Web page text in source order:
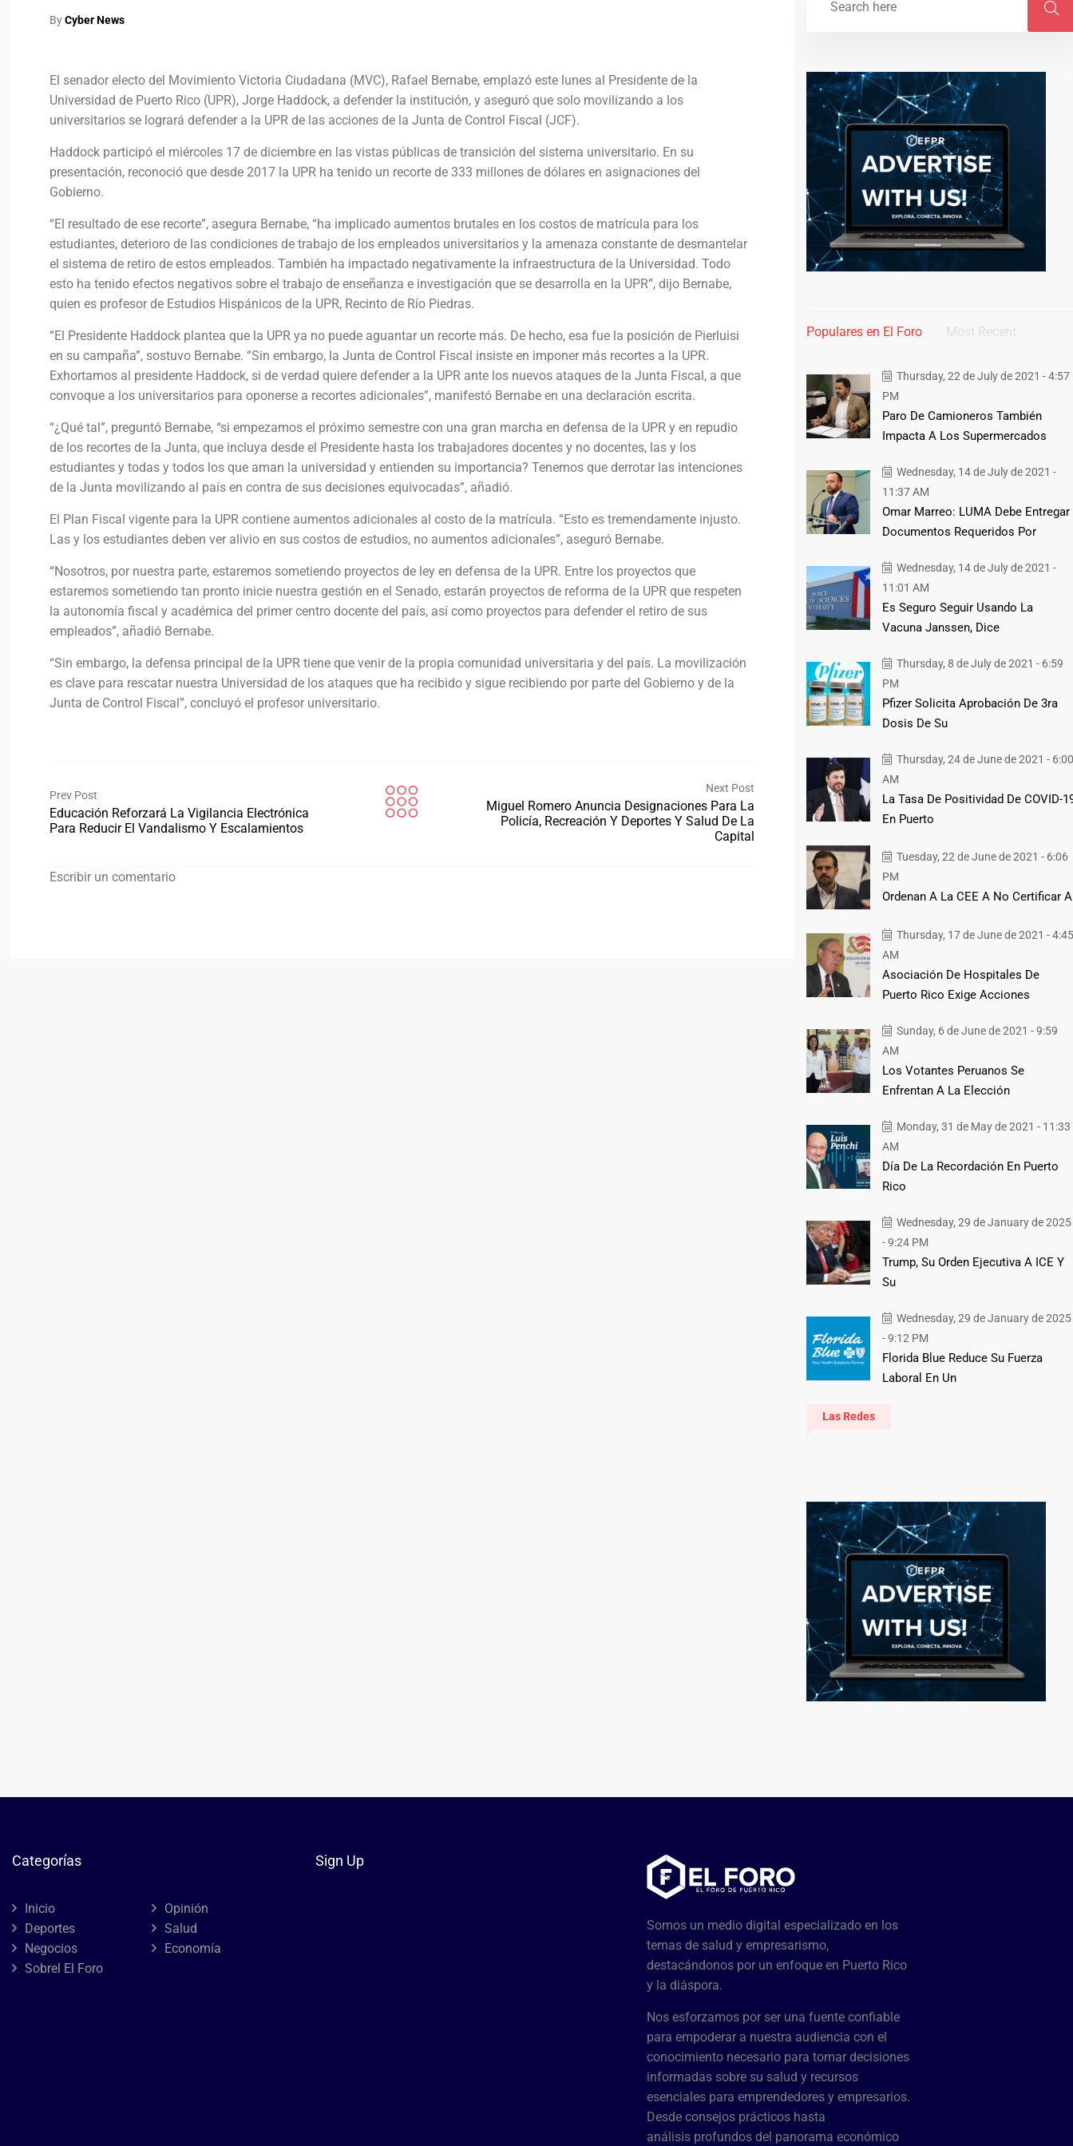
ByCyber News
El senador electo del Movimiento Victoria Ciudadana (MVC), Rafael Bernabe, emplazó este lunes al Presidente de la
Universidad de Puerto Rico (UPR), Jorge Haddock, a defender la institución, y aseguró que solo movilizando a los
universitarios se logrará defender a la UPR de las acciones de la Junta de Control Fiscal (JCF).
Haddock participó el miércoles 17 de diciembre en las vistas públicas de transición del sistema universitario. En su
presentación, reconoció que desde 2017 la UPR ha tenido un recorte de 333 millones de dólares en asignaciones del
Gobierno.
“El resultado de ese recorte”, asegura Bernabe, “ha implicado aumentos brutales en los costos de matrícula para los
estudiantes, deterioro de las condiciones de trabajo de los empleados universitarios y la amenaza constante de desmantelar
el sistema de retiro de estos empleados. También ha impactado negativamente la infraestructura de la Universidad. Todo
esto ha tenido efectos negativos sobre el trabajo de enseñanza e investigación que se desarrolla en la UPR”, dijo Bernabe,
quien es profesor de Estudios Hispánicos de la UPR, Recinto de Río Piedras.
“El Presidente Haddock plantea que la UPR ya no puede aguantar un recorte más. De hecho, esa fue la posición de Pierluisi
en su campaña”, sostuvo Bernabe. “Sin embargo, la Junta de Control Fiscal insiste en imponer más recortes a la UPR.
Exhortamos al presidente Haddock, si de verdad quiere defender a la UPR ante los nuevos ataques de la Junta Fiscal, a que
convoque a los universitarios para oponerse a recortes adicionales”, manifestó Bernabe en una declaración escrita.
“¿Qué tal”, preguntó Bernabe, “si empezamos el próximo semestre con una gran marcha en defensa de la UPR y en repudio
de los recortes de la Junta, que incluya desde el Presidente hasta los trabajadores docentes y no docentes, las y los
estudiantes y todas y todos los que aman la universidad y entienden su importancia? Tenemos que derrotar las intenciones
de la Junta movilizando al país en contra de sus decisiones equivocadas”, añadió.
El Plan Fiscal vigente para la UPR contiene aumentos adicionales al costo de la matrícula. “Esto es tremendamente injusto.
Las y los estudiantes deben ver alivio en sus costos de estudios, no aumentos adicionales”, aseguró Bernabe.
“Nosotros, por nuestra parte, estaremos sometiendo proyectos de ley en defensa de la UPR. Entre los proyectos que
estaremos sometiendo tan pronto inicie nuestra gestión en el Senado, estarán proyectos de reforma de la UPR que respeten
la autonomía fiscal y académica del primer centro docente del país, así como proyectos para defender el retiro de sus
empleados”, añadió Bernabe.
“Sin embargo, la defensa principal de la UPR tiene que venir de la propia comunidad universitaria y del país. La movilización
es clave para rescatar nuestra Universidad de los ataques que ha recibido y sigue recibiendo por parte del Gobierno y de la
Junta de Control Fiscal”, concluyó el profesor universitario.
Prev Post
Educación Reforzará La Vigilancia Electrónica
Para Reducir El Vandalismo Y Escalamientos
Next Post
Miguel Romero Anuncia Designaciones Para La
Policía, Recreación Y Deportes Y Salud De La
Capital
Escribir un comentario
Populares en El Foro Most Recent
Thursday, 22 de July de 2021 - 4:57
PM
Paro De Camioneros También
Impacta A Los Supermercados
Wednesday, 14 de July de 2021 -
11:37 AM
Omar Marreo: LUMA Debe Entregar
Documentos Requeridos Por
Wednesday, 14 de July de 2021 -
11:01 AM
Es Seguro Seguir Usando La
Vacuna Janssen, Dice
Thursday, 8 de July de 2021 - 6:59
PM
Pfizer Solicita Aprobación De 3ra
Dosis De Su
Thursday, 24 de June de 2021 - 6:00
AM
La Tasa De Positividad De COVID-
En Puerto
Tuesday, 22 de June de 2021 - 6:06
PM
Ordenan A La CEE A No Certificar A
Thursday, 17 de June de 2021 - 4:45
AM
Asociación De Hospitales De
Puerto Rico Exige Acciones
Sunday, 6 de June de 2021 - 9:59
AM
Los Votantes Peruanos Se
Enfrentan A La Elección
Monday, 31 de May de 2021 - 11:33
AM
Día De La Recordación En Puerto
Rico
Wednesday, 29 de January de 2025
- 9:24 PM
Trump, Su Orden Ejecutiva A ICE Y
Su
Wednesday, 29 de January de 2025
- 9:12 PM
Florida Blue Reduce Su Fuerza
Laboral En Un
Las Redes
Categorías
Inicio
Opinión
Deportes
Salud
Negocios
Economía
Sobrel El Foro
Sign Up
Somos un medio digital especializado en los
temas de salud y empresarismo,
destacándonos por un enfoque en Puerto Rico
y la diáspora.
Nos esforzamos por ser una fuente confiable
para empoderar a nuestra audiencia con el
conocimiento necesario para tomar decisiones
informadas sobre su salud y recursos
esenciales para emprendedores y empresarios.
Desde consejos prácticos hasta
análisis profundos del panorama económico